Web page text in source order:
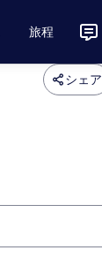
旅程
シェア